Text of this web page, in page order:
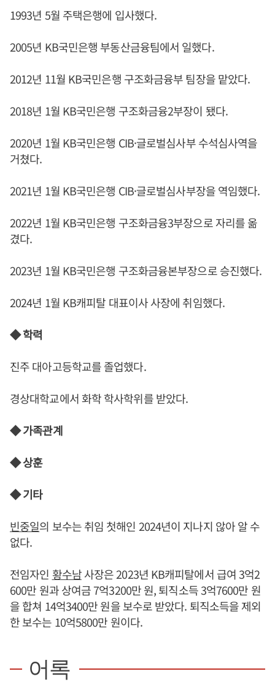
1993년 5월 주택은행에 입사했다.
2005년 KB국민은행 부동산금융팀에서 일했다.
2012년 11월 KB국민은행 구조화금융부 팀장을 맡았다.
2018년 1월 KB국민은행 구조화금융2부장이 됐다.
2020년 1월 KB국민은행 CIB·글로벌심사부 수석심사역을
거쳤다.
2021년 1월 KB국민은행 CIB·글로벌심사부장을 역임했다.
2022년 1월 KB국민은행 구조화금융3부장으로 자리를 옮
겼다.
2023년 1월 KB국민은행 구조화금융본부장으로 승진했다.
2024년 1월 KB캐피탈 대표이사 사장에 취임했다.
◆ 학력
진주 대아고등학교를 졸업했다.
경상대학교에서 화학 학사학위를 받았다.
◆ 가족관계
◆ 상훈
◆ 기타
빈중일의 보수는 취임 첫해인 2024년이 지나지 않아 알 수
없다.
전임자인 황수남사장은 2023년 KB캐피탈에서 급여 3억2
600만 원과 상여금 7억3200만 원, 퇴직소득 3억7600만 원
을 합쳐 14억3400만 원을 보수로 받았다. 퇴직소득을 제외
한 보수는 10억5800만 원이다.
어록